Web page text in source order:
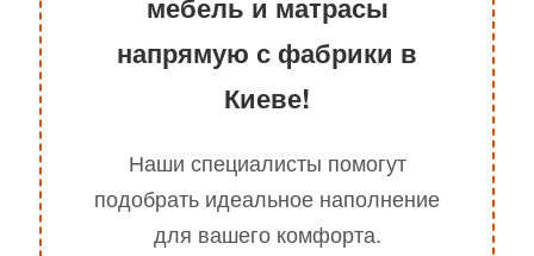
мебель и матрасы
напрямую с фабрики в
Киеве!
Наши специалисты помогут
подобрать идеальное наполнение
для вашего комфорта.